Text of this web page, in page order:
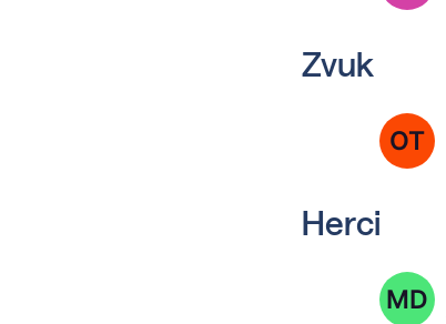
Zvuk
OT
Herci
MD